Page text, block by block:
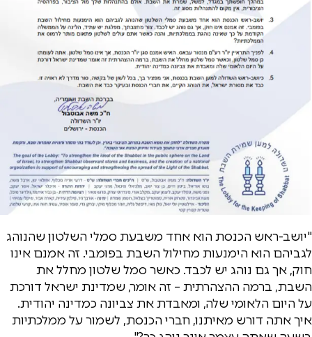
"יושב-ראש הכנסת הוא אחד משבעת סמלי השלטון שהנוהג
לגביהם הוא הימנעות מחילול השבת בפומבי. זה אמנם אינו
חוק, אך גם נוהג יש לכבד. כאשר סמל שלטון מחלל את
השבת, ברמה ההצהרתית – זה אומר, שמדינת ישראל דורכת
על היום הלאומי שלה, ומאבדת את צביונה כמדינה יהודית.
איך אתה דורש מאיתנו, חברי הכנסת, לשמור על ממלכתיות